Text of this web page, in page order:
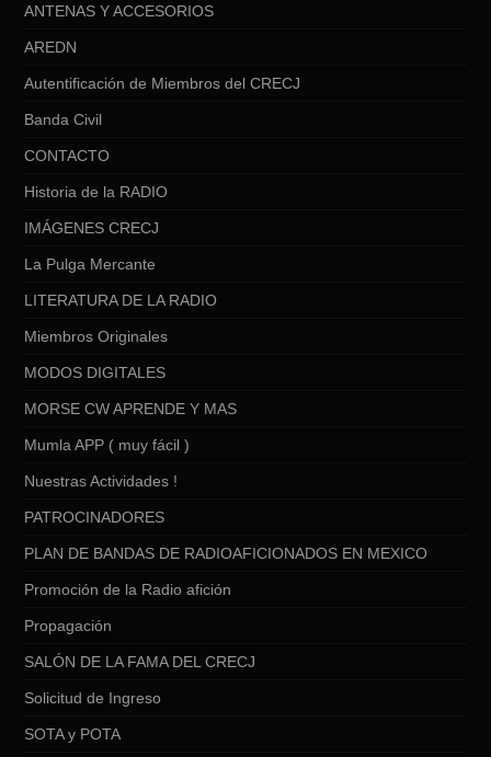
ANTENAS Y ACCESORIOS
AREDN
Autentificación de Miembros del CRECJ
Banda Civil
CONTACTO
Historia de la RADIO
IMÁGENES CRECJ
La Pulga Mercante
LITERATURA DE LA RADIO
Miembros Originales
MODOS DIGITALES
MORSE CW APRENDE Y MAS
Mumla APP ( muy fácil )
Nuestras Actividades !
PATROCINADORES
PLAN DE BANDAS DE RADIOAFICIONADOS EN MEXICO
Promoción de la Radio afición
Propagación
SALÓN DE LA FAMA DEL CRECJ
Solicitud de Ingreso
SOTA y POTA